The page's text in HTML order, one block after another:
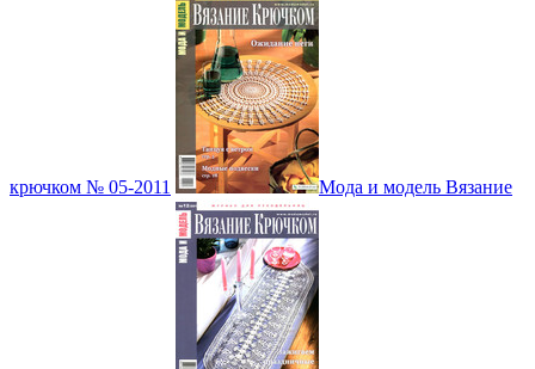
крючком № 05-2011 Мода и модель Вязание